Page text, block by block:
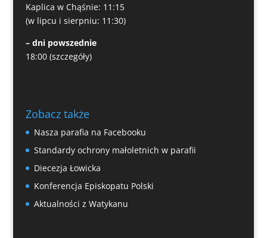
Kaplica w Chąśnie: 11:15
(w lipcu i sierpniu: 11:30)
– dni powszednie
18:00 (szczegóły)
Zobacz także
Nasza parafia na Facebooku
Standardy ochrony małoletnich w parafii
Diecezja Łowicka
Konferencja Episkopatu Polski
Aktualności z Watykanu